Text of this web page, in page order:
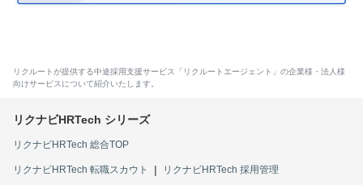
リクルートが提供する中途採用支援サービス「リクルートエージェント」の企業様・法人様
向けサービスについて紹介いたします。
リクナビHRTech 総合TOP
リクナビHRTech 転職スカウト リクナビHRTech 採用管理